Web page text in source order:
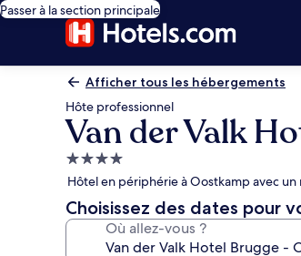
Passer à la section principale
Afficher tous les hébergements
Hôte professionnel
Van der Valk
Hébergement
4.0 étoiles
Hôtel en périphérie à Oostkamp avec
Choisissez des dates pour
Où allez-vous ?